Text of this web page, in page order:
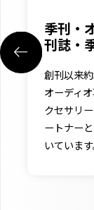
定期
ピュア